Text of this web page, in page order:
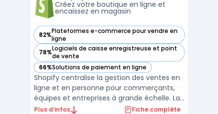
Créez votre boutique en ligne et
encaissez en magasin
82%Plateformes e-commerce pour vendre en
ligne
— voir Shopify dans cette catégorie
78%Logiciels de caisse enregistreuse et point
de vente
— voir Shopify dans cette catégorie
66%Solutions de paiement en ligne
— voir Shopify dans cette catégorie
Shopify centralise la gestion des ventes en
ligne et en personne pour commerçants,
équipes et entreprises à grande échelle. La
plateforme Shopify cible l’ouverture et la
Plus d’infos Fiche complète